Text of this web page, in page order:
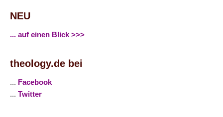
NEU
... auf einen Blick >>>
theology.de bei
... Facebook
... Twitter